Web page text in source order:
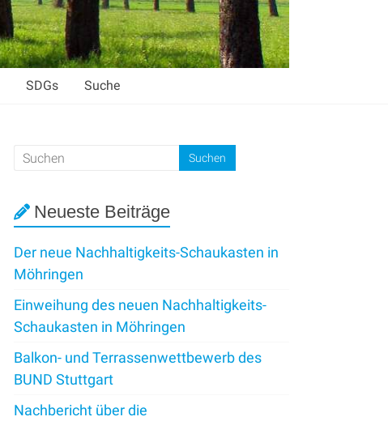
SDGs Suche
Neueste Beiträge
Der neue Nachhaltigkeits-Schaukasten in
Möhringen
Einweihung des neuen Nachhaltigkeits-
Schaukasten in Möhringen
Balkon- und Terrassenwettbewerb des
BUND Stuttgart
Nachbericht über die